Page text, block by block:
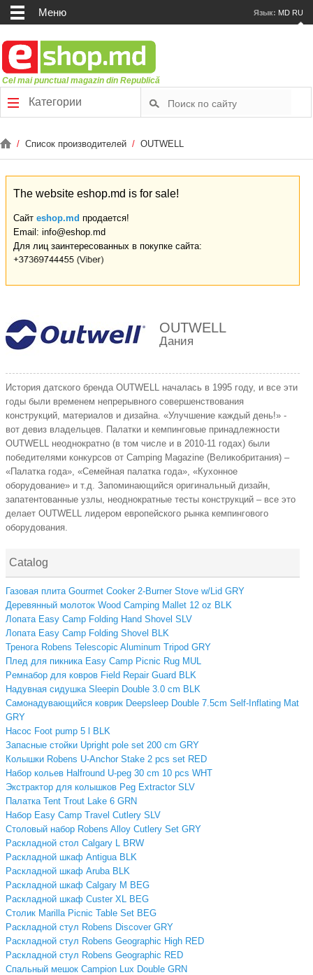
Меню Язык: MD RU
Cel mai punctual magazin din Republică
Категории
/ Список производителей / OUTWELL
The website eshop.md is for sale!
Сайт eshop.md продается!
Email: info@eshop.md
Для лиц заинтересованных в покупке сайта:
OUTWELL
Дания
История датского бренда OUTWELL началась в 1995 году, и все эти
годы были временем непрерывного совершенствования
конструкций, материалов и дизайна. «Улучшение каждый день!» -
вот девиз владельцев. Палатки и кемпинговые принадлежности
OUTWELL неоднократно (в том числе и в 2010-11 годах) были
победителями конкурсов от Camping Magazine (Великобритания) –
«Палатка года», «Семейная палатка года», «Кухонное
оборудование» и т.д. Запоминающийся оригинальный дизайн,
запатентованные узлы, неоднократные тесты конструкций – все это
делает OUTWELL лидером европейского рынка кемпингового
оборудования.
Catalog
Газовая плита Gourmet Cooker 2-Burner Stove w/Lid GRY
Деревянный молоток Wood Camping Mallet 12 oz BLK
Лопата Easy Camp Folding Hand Shovel SLV
Лопата Easy Camp Folding Shovel BLK
Тренога Robens Telescopic Aluminum Tripod GRY
Плед для пикника Easy Camp Picnic Rug MUL
Pемнабор для ковров Field Repair Guard BLK
Надувная сидушка Sleepin Double 3.0 cm BLK
Самонадувающийся коврик Deepsleep Double 7.5cm Self-Inflating Mat
GRY
Насос Foot pump 5 l BLK
Запасные стойки Upright pole set 200 cm GRY
Колышки Robens U-Anchor Stake 2 pcs set RED
Набор кольев Halfround U-peg 30 cm 10 pcs WHT
Экстрактор для колышков Peg Extractor SLV
Палатка Tent Trout Lake 6 GRN
Набор Easy Camp Travel Cutlery SLV
Столовый набор Robens Alloy Cutlery Set GRY
Раскладной стол Calgary L BRW
Раскладной шкаф Antigua BLK
Раскладной шкаф Aruba BLK
Раскладной шкаф Calgary M BEG
Раскладной шкаф Custer XL BEG
Столик Marilla Picnic Table Set BEG
Раскладной стул Robens Discover GRY
Раскладной стул Robens Geographic High RED
Раскладной стул Robens Geographic RED
Спальный мешок Campion Lux Double GRN